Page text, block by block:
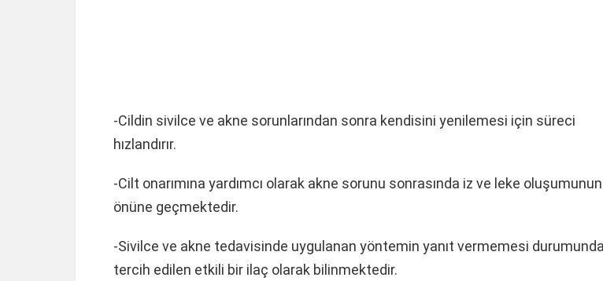
-Cildin sivilce ve akne sorunlarından sonra kendisini yenilemesi için süreci
hızlandırır.
-Cilt onarımına yardımcı olarak akne sorunu sonrasında iz ve leke
önüne geçmektedir.
-Sivilce ve akne tedavisinde uygulanan yöntemin yanıt vermemesi durumunda
tercih edilen etkili bir ilaç olarak bilinmektedir.